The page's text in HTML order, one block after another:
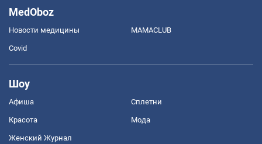
MedOboz
Новости медицины MAMACLUB
Covid
Шоу
Афиша Сплетни
Красота Мода
Женский Журнал